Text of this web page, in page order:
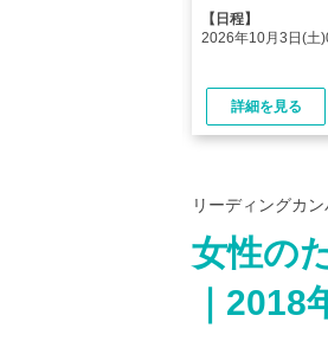
【日程】
2026年10月3日(土
詳細を見る
リーディングカ
女性の
｜